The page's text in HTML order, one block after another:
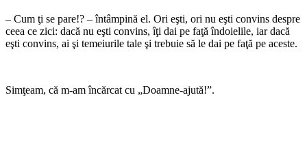
– Cum ţi se pare!? – întâmpină el. Ori eşti, ori nu eşti convins despre
ceea ce zici: dacă nu eşti convins, îţi dai pe faţă îndoielile, iar dacă
eşti convins, ai şi teme­iurile tale şi trebuie să le dai pe faţă pe aceste.
Simţeam, că m-am încărcat cu „Doamne-ajută!”.